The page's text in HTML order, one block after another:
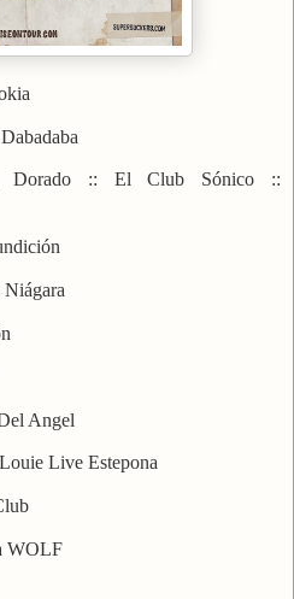
Dorado :: El Club Sónico ::
Angel
Live Estepona
WOLF